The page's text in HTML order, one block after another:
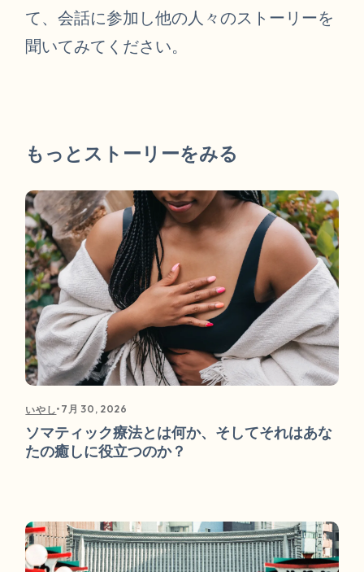
て、会話に参加し他の人々のストーリーを
聞いてみてください。
もっとストーリーをみる
いやし• 7月 30, 2026
ソマティック療法とは何か、そしてそれはあな
たの癒しに役立つのか？